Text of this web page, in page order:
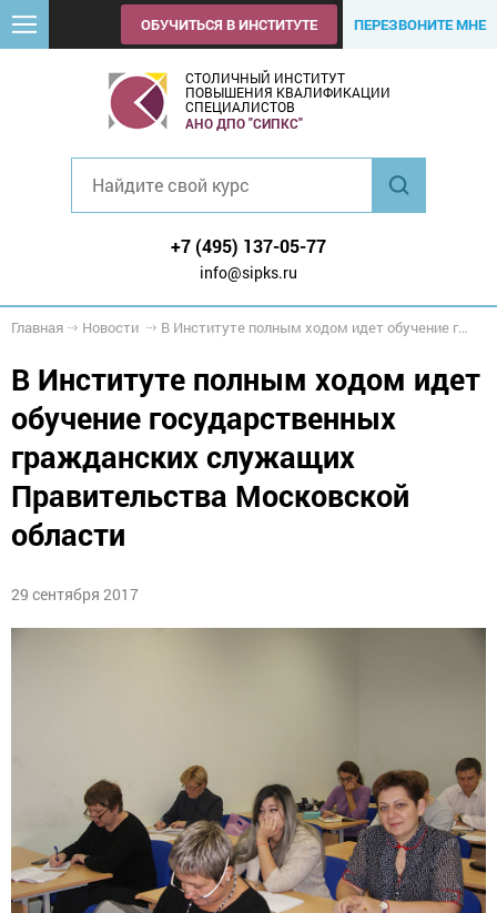
ОБУЧИТЬСЯ В ИНСТИТУТЕ ПЕРЕЗВОНИТЕ МНЕ
СТОЛИЧНЫЙ ИНСТИТУТ
ПОВЫШЕНИЯ КВАЛИФИКАЦИИ
СПЕЦИАЛИСТОВ
АНО ДПО "СИПКС"
+7 (495) 137-05-77
info@sipks.ru
Главная Новости В Институте полным ходом идет обучение государственных гражданских служащих Правительства Московской области
В Институте полным ходом идет
обучение государственных
гражданских служащих
Правительства Московской
области
29 сентября 2017